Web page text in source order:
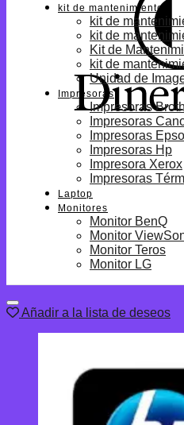
kit de mantenimiento
kit de
kit de
Kit de
kit de
Unidad de
Impresoras
Impresoras
Impresoras
Impresoras
Impresoras Hp
Impresora Xerox
Impresoras
Laptop
Monitores
Monitor BenQ
Monitor
Monitor Teros
Monitor LG
Añadir a la lista de deseos